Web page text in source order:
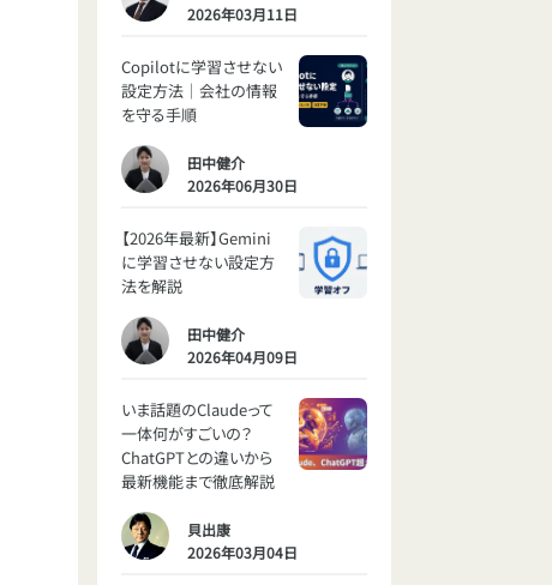
2026年03月11日
Copilotに学習させない
設定方法｜会社の情報
を守る手順
田中健介
2026年06月30日
【2026年最新】Gemini
に学習させない設定方
法を解説
田中健介
2026年04月09日
いま話題のClaudeって
一体何がすごいの？
ChatGPTとの違いから
最新機能まで徹底解説
貝出康
2026年03月04日